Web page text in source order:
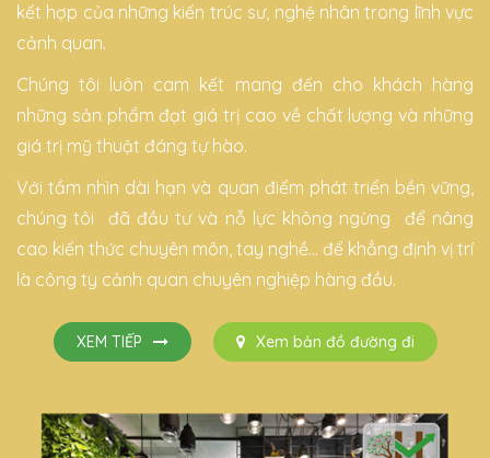
kết hợp của những kiến trúc sư, nghệ nhân trong lĩnh vực
cảnh quan.
Chúng tôi luôn cam kết mang đến cho khách hàng
những sản phẩm đạt giá trị cao về chất lượng và những
giá trị mỹ thuật đáng tự hào.
Với tầm nhìn dài hạn và quan điểm phát triển bền vững,
chúng tôi đã đầu tư và nỗ lực không ngừng để nâng
cao kiến thức chuyên môn, tay nghề… để khẳng định vị trí
là công ty cảnh quan chuyên nghiệp hàng đầu.
XEM TIẾP Xem bản đồ đường đi